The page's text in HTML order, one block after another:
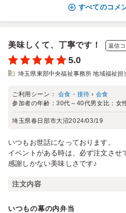
すべてのコメ
美味しくて、丁寧です！ 返信
5.0
埼玉県東部中央福祉事務所 地域福祉担
ご利用シーン： 会食・接待 › 会食
参加者の年齢：30代～40代男女比： 女
埼玉県春日部市大沼2024/03/19
いつもお世話になっております。
イベントがある時は、必ず注文させ
感謝しかない美味しさです♪
注文内容
いつもの幕の内弁当